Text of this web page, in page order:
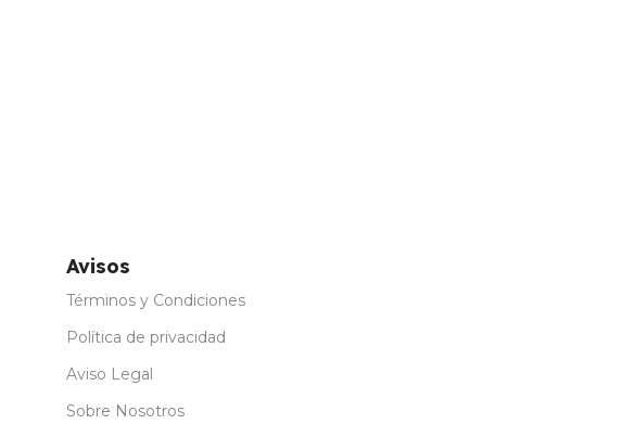
Avisos
Términos y Condiciones
Política de privacidad
Aviso Legal
Sobre Nosotros